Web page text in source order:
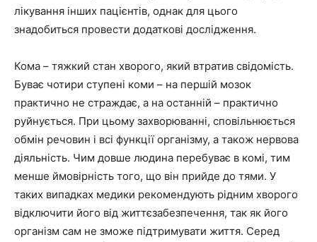
лікування інших пацієнтів, однак для цього
знадобиться провести додаткові дослідження.
Кома – тяжкий стан хворого, який втратив свідомість.
Буває чотири ступені коми – на першій мозок
практично не страждає, а на останній – практично
руйнується. При цьому захворюванні, сповільнюється
обмін речовин і всі функції організму, а також нервова
діяльність. Чим довше людина перебуває в комі, тим
менше ймовірність того, що він прийде до тями. У
таких випадках медики рекомендують рідним хворого
відключити його від життєзабезпечення, так як його
організм сам не зможе підтримувати життя. Серед